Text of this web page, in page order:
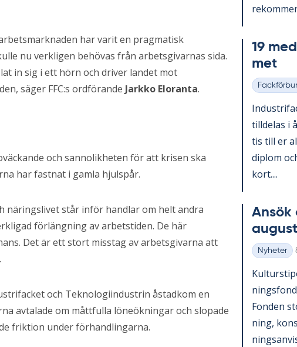
har varit en pragmatisk
nu verkligen behövas från arbetsgivarnas sida.
in sig i ett hörn och driver landet mot
säger FFC:s ordförande Jarkko Eloranta.
och sannolikheten för att krisen ska
har fastnat i gamla hjulspår.
näringslivet står inför handlar om helt andra
förlängning av arbetstiden. De här
Det är ett stort misstag av arbetsgivarna att
och Teknologiindustrin åstadkom en
avtalade om måttfulla löneökningar och slopade
friktion under förhandlingarna.
19
met
Kategorier
till­de­las i
tis till er
diplom
kort....
An­sök
Kategorier
Nyheter
Fon­den
ning,